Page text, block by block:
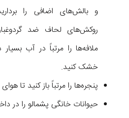
و بالش‌های اضافی را
روکش‌های لحاف ضد
ملافه‌ها را مرتباً در آب
خشک کنید.
پنجره‌ها را مرتباً باز کنید تا
حیوانات خانگی پشمالو را در